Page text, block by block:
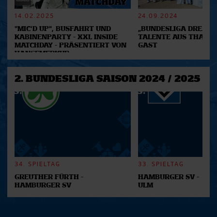
Abschnitt Einzelheiten
Wir verwenden Cookies, um Inhalte und Anzeigen zu
personalisieren, Funktionen für soziale Medien anbieten
zu können und die Zugriffe auf unsere Website zu
Verwendung unserer Website an unsere Partner für
soziale Medien, Werbung und Analysen weiter. Unsere
Partner führen diese Informationen möglicherweise mit
14.02.2025
"MIC'D UP", BUSFAHRT UND
KABINENPARTY - XXL INSIDE
MATCHDAY - PRÄSENTIERT VON
HANSEMERKUR
24.09.2024
„BUNDESLIGA DREAM
TALENTE AUS
GAST
2. BUNDESLIGA SAISON 2024 / 2025
34. SPIELTAG
GREUTHER FÜRTH -
HAMBURGER SV
33. SPIELTAG
HAMBURGER SV -
ULM